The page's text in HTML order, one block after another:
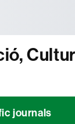
journals